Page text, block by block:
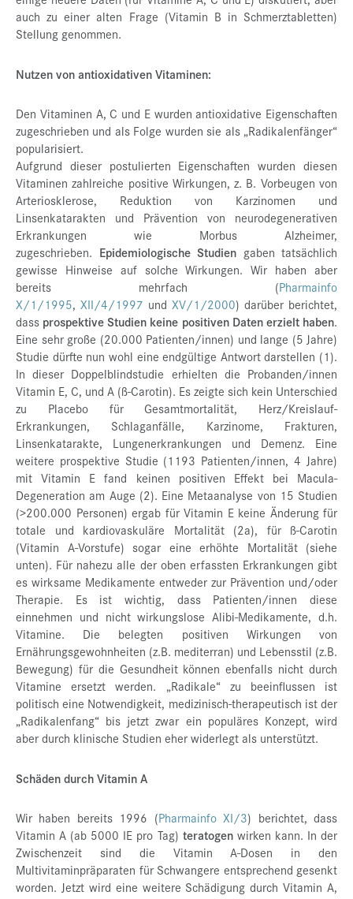
auch zu einer alten Frage (Vitamin B in Schmerztabletten)
Stellung genommen.
Nutzen von antioxidativen Vitaminen:
Den Vitaminen A, C und E wurden antioxidative Eigenschaften
zugeschrieben und als Folge wurden sie als „Radikalenfänger“
popularisiert.
Aufgrund dieser postulierten Eigenschaften wurden diesen
Vitaminen zahlreiche positive Wirkungen, z. B. Vorbeugen von
Arteriosklerose, Reduktion von Karzinomen und
Linsenkatarakten und Prävention von neurodegenerativen
Erkrankungen wie Morbus Alzheimer,
zugeschrieben. Epidemiologische Studien gaben tatsächlich
gewisse Hinweise auf solche Wirkungen. Wir haben aber
bereits mehrfach (Pharmainfo
X/1/1995, XII/4/1997 und XV/1/2000) darüber berichtet,
dass prospektive Studien keine positiven Daten erzielt haben.
Eine sehr große (20.000 Patienten/innen) und lange (5 Jahre)
Studie dürfte nun wohl eine endgültige Antwort darstellen (1).
In dieser Doppelblindstudie erhielten die Probanden/innen
Vitamin E, C, und A (ß-Carotin). Es zeigte sich kein Unterschied
zu Placebo für Gesamtmortalität, Herz/Kreislauf-
Erkrankungen, Schlaganfälle, Karzinome, Frakturen,
Linsenkatarakte, Lungenerkrankungen und Demenz. Eine
weitere prospektive Studie (1193 Patienten/innen, 4 Jahre)
mit Vitamin E fand keinen positiven Effekt bei Macula-
Degeneration am Auge (2). Eine Metaanalyse von 15 Studien
(>200.000 Personen) ergab für Vitamin E keine Änderung für
totale und kardiovaskuläre Mortalität (2a), für ß-Carotin
(Vitamin A-Vorstufe) sogar eine erhöhte Mortalität (siehe
unten). Für nahezu alle der oben erfassten Erkrankungen gibt
es wirksame Medikamente entweder zur Prävention und/oder
Therapie. Es ist wichtig, dass Patienten/innen diese
einnehmen und nicht wirkungslose Alibi-Medikamente, d.h.
Vitamine. Die belegten positiven Wirkungen von
Ernährungsgewohnheiten (z.B. mediterran) und Lebensstil (z.B.
Bewegung) für die Gesundheit können ebenfalls nicht durch
Vitamine ersetzt werden. „Radikale“ zu beeinflussen ist
politisch eine Notwendigkeit, medizinisch-therapeutisch ist der
„Radikalenfang“ bis jetzt zwar ein populäres Konzept, wird
aber durch klinische Studien eher widerlegt als unterstützt.
Schäden durch Vitamin A
Wir haben bereits 1996 (Pharmainfo XI/3) berichtet, dass
Vitamin A (ab 5000 IE pro Tag) teratogen wirken kann. In der
Zwischenzeit sind die Vitamin A-Dosen in den
Multivitaminpräparaten für Schwangere entsprechend gesenkt
worden. Jetzt wird eine weitere Schädigung durch Vitamin A,